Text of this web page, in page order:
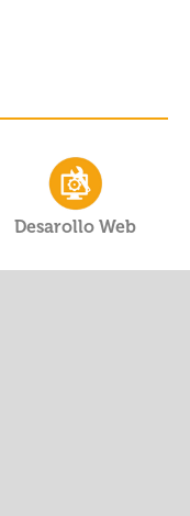
Desarollo Web